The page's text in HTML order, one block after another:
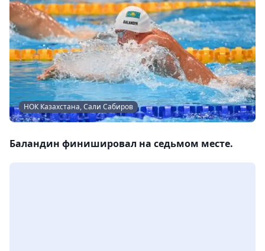
НОК Казахстана, Сали Сабиров
Баландин финишировал на седьмом месте.